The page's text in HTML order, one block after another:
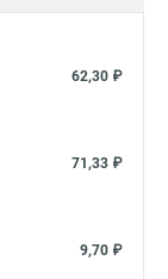
62,30 ₽
71,33 ₽
9,70 ₽